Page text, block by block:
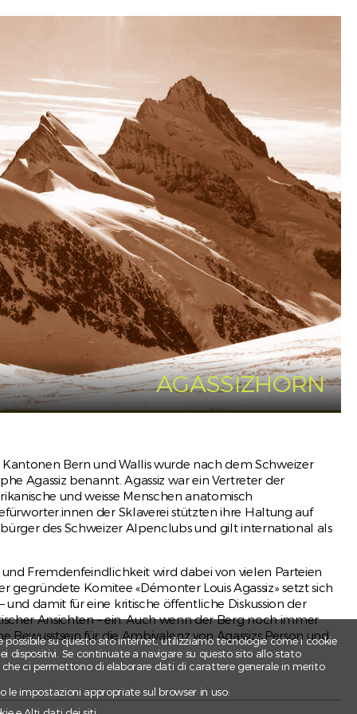
AGASSIZHORN
Kantonen Bern und Wallis wurde nach dem Schweizer
Agassiz benannt. Agassiz war ein Vertreter der
und weisse Menschen anatomisch
der Sklaverei stützten ihre Haltung auf
des Schweizer Alpenclubs und gilt international als
und Fremdenfeindlichkeit wird dabei von vielen Parteien
gegründete Komitee «Démonter Louis Agassiz» setzt sich
und damit für eine kritische öffentliche Diskussion der
Ansichten – ein. Auch wenn der Berg noch immer
für die Ambivalenz von Agassizs Person und
possibile su questo sito internet, utilizziamo tecnologie come i cookie
dispositivi. Se continuate a navigare su questo sito allo stato
ci permettono di elaborare dati di carattere generale in merito
le impostazioni appropriate sul browser in uso: